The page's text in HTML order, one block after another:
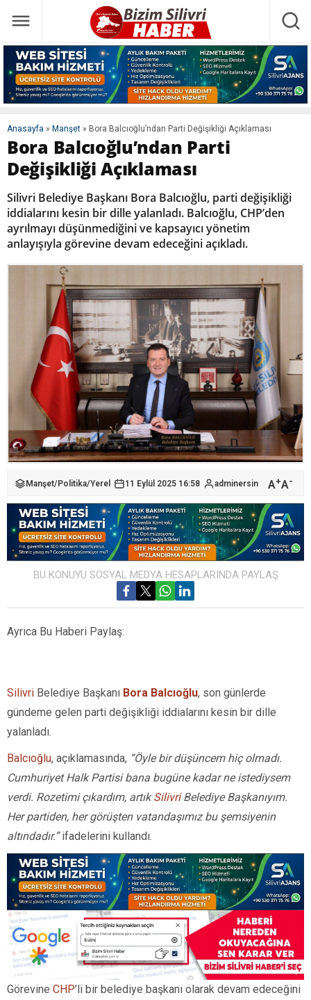
Anasayfa » Manşet » Bora Balcıoğlu’ndan Parti Değişikliği Açıklaması
Bora Balcıoğlu’ndan Parti
Değişikliği Açıklaması
Silivri Belediye Başkanı Bora Balcıoğlu, parti değişikliği
iddialarını kesin bir dille yalanladı. Balcıoğlu, CHP’den
ayrılmayı düşünmediğini ve kapsayıcı yönetim
anlayışıyla görevine devam edeceğini açıkladı.
Manşet/Politika/Yerel 11 Eylül 2025 16:58 adminersin A+A-
BU KONUYU SOSYAL MEDYA HESAPLARINDA PAYLAŞ
Ayrıca Bu Haberi Paylaş:
Silivri Belediye Başkanı Bora Balcıoğlu, son günlerde
gündeme gelen parti değişikliği iddialarını kesin bir dille
yalanladı.
Balcıoğlu, açıklamasında, “Öyle bir düşüncem hiç olmadı.
Cumhuriyet Halk Partisi bana bugüne kadar ne istediysem
verdi. Rozetimi çıkardım, artıkSilivriBelediye Başkanıyım.
Her partiden, her görüşten vatandaşımız bu şemsiyenin
altındadır.”ifadelerini kullandı.
Görevine CHP’li bir belediye başkanı olarak devam edeceğini